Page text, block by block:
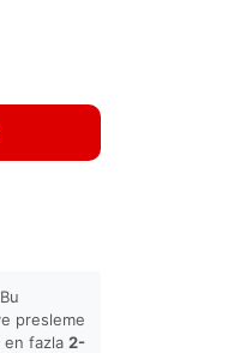
presleme
en fazla2-